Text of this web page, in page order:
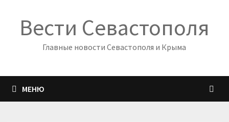
содержимому
Вести Севастополя
Главные новости Севастополя и Крыма
МЕНЮ